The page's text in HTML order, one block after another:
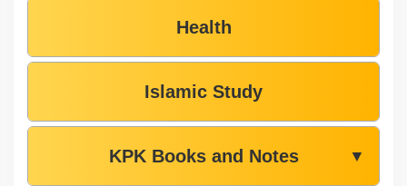
Health
Islamic Study
KPK Books and Notes ▼